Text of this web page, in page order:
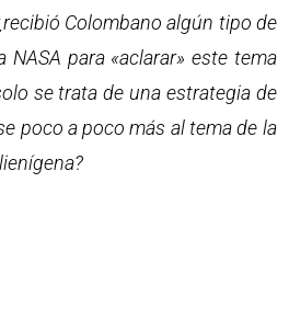
Colombano algún tipo de
para «aclarar» este tema
se trata de una estrategia de
poco a poco más al tema de la